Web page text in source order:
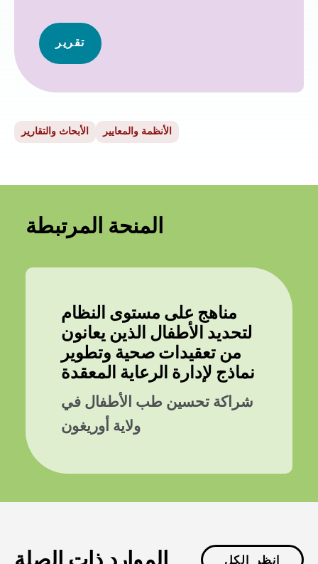
تقرير
الأبحاث والتقارير الأنظمة والمعايير
المنحة المرتبطة
مناهج على مستوى النظام
لتحديد الأطفال الذين يعانون
من تعقيدات صحية وتطوير
نماذج لإدارة الرعاية المعقدة
شراكة تحسين طب الأطفال في
ولاية أوريغون
انظر الكل